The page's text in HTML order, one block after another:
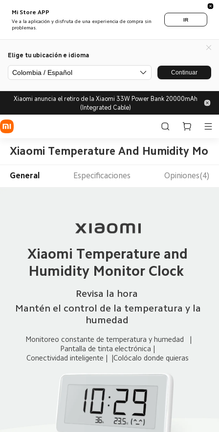
Mi Store APP
Ve a la aplicación y disfruta de una experiencia de compra sin
problemas.
IR
Elige tu ubicación e idioma
Colombia / Español Continuar
Xiaomi anuncia el retiro de la Xiaomi 33W Power Bank 20000mAh
(Integrated Cable)
Xiaomi Temperature And Humidity
General Especificaciones Opiniones(4)
Xiaomi Temperature and
Humidity Monitor Clock
Revisa la hora
Mantén el control de la temperatura y la
humedad
Monitoreo constante de temperatura y humedad
|
Pantalla de tinta electrónica |
Conectividad inteligente |
|Colócalo donde quieras